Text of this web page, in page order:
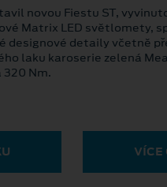
novou Fiestu ST,
Matrix LED světlomety,
designové detaily včetně
laku karoserie zelená
320 Nm.
VÍCE